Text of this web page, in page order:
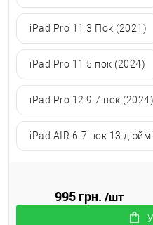
iPad Pro 11 3 Пок (2021)
iPad Pro 11 5 пок (2024)
iPad Pro 12.9 7 пок (2024)
iPad AIR 6-7 пок 13
995 грн./шт